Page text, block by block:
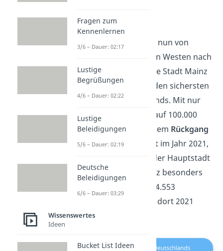
Mainz
Für
Platz 5
geht es nun von
Bayern rüber in den Westen nach
Rheinland-Pfalz. Die Stadt Mainz
zählt ebenfalls zu den sichersten
Städten Deutschlands. Mit nur
6.703 Verbrechen
auf 100.000
Einwohner und einem Rückgang
um fast 11 Prozent im Jahr 2021,
kannst du dich in der Hauptstadt
von Rheinland-Pfalz besonders
wohl fühlen. Nur 14.553
Straftaten wurden dort 2021
begangen.
Fragen zum
Kennenlernen
3/6 – Dauer: 02:17
Lustige
Begrüßungen
4/6 – Dauer: 02:22
Lustige
Beleidigungen
5/6 – Dauer: 02:19
Deutsche
Beleidigungen
6/6 – Dauer: 03:29
Wissenswertes
Ideen
Bucket List Ideen